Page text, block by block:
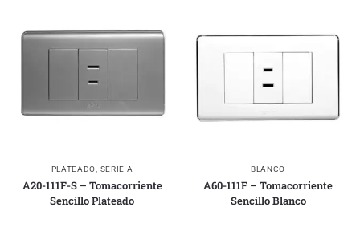
PLATEADO SERIE A
A20-111F-S – Tomacorriente
Sencillo Plateado
BLANCO
A60-111F – Tomacorriente
Sencillo Blanco